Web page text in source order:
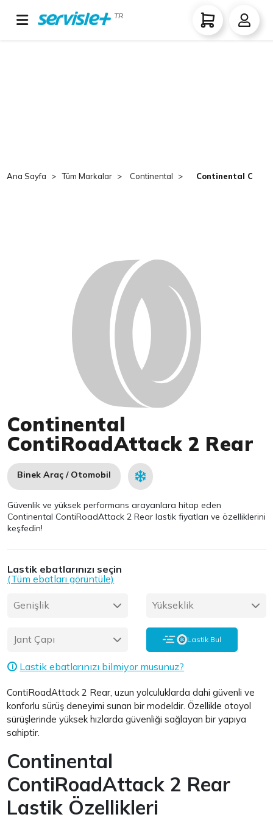
TR
Ana Sayfa Tüm Markalar Continental Continental
Continental
ContiRoadAttack 2 Rear
Binek Araç / Otomobil
Güvenlik ve yüksek performans arayanlara hitap eden
Continental ContiRoadAttack 2 Rear lastik fiyatları ve özelliklerini
keşfedin!
Lastik ebatlarınızı seçin
(Tüm ebatları görüntüle)
Genişlik Yükseklik
Jant Çapı Lastik Bul
i Lastik ebatlarınızı bilmiyor musunuz?
ContiRoadAttack 2 Rear, uzun yolculuklarda dahi güvenli ve
konforlu sürüş deneyimi sunan bir modeldir. Özellikle otoyol
sürüşlerinde yüksek hızlarda güvenliği sağlayan bir yapıya
sahiptir.
Continental
ContiRoadAttack 2 Rear
Lastik Özellikleri